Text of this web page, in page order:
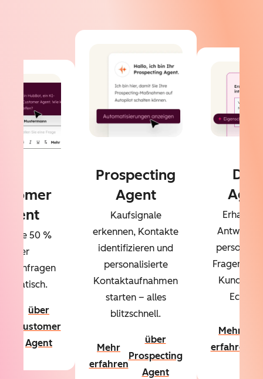
Sie 50 %
Ihrer
über
Customer
Agent
Prospecting
Agent
Kaufsignale
erkennen, Kontakte
identifizieren und
personalisierte
Kontaktaufnahmen
starten – alles
blitzschnell.
Mehr
erfahren
über
Prospecting
Agent
Erhalten
Fragen
Mehr
erfahren